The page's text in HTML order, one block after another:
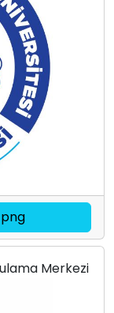
png
Merkezi